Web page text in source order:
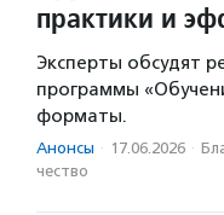
практики и
Эксперты обсудят
программы
форматы.
Анонсы · 17.06.2026 ·
чест­во